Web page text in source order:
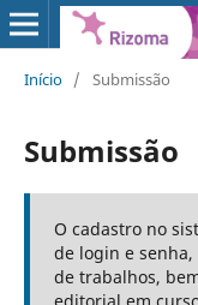
Início / Submissão
Submissão
O cadastro no
de login e
de trabalhos,